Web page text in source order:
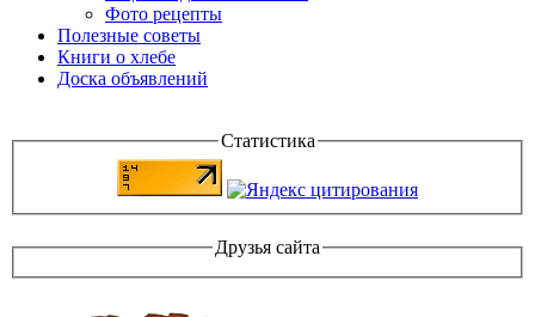
Фото рецепты
Полезные советы
Книги о хлебе
Доска объявлений
Статистика
Друзья сайта